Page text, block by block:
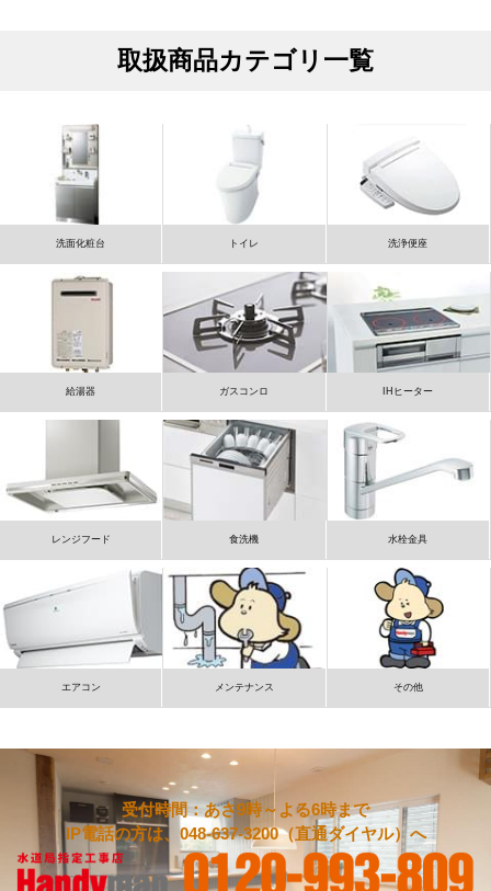
取扱商品カテゴリ一覧
洗面化粧台 トイレ 洗浄便座
給湯器 ガスコンロ IHヒーター
レンジフード 食洗機 水栓金具
エアコン メンテナンス その他
受付時間：あさ9時～よる6時まで
IP電話の方は、048-637-3200（直通ダイヤル）へ